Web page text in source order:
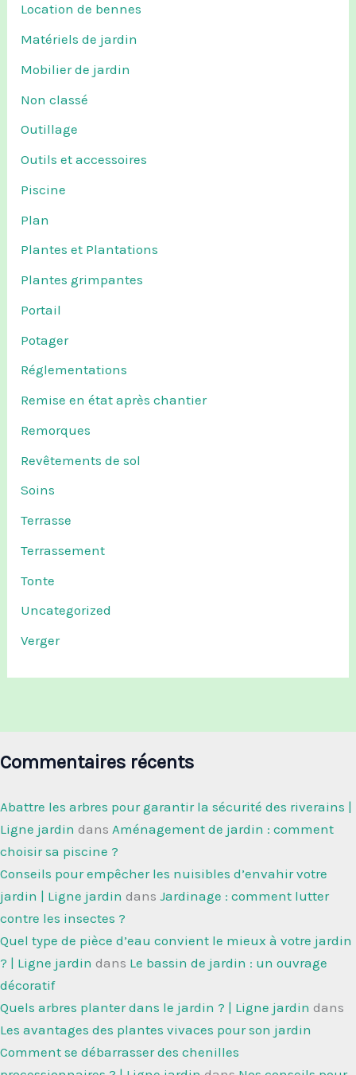
Location de bennes
Matériels de jardin
Mobilier de jardin
Non classé
Outillage
Outils et accessoires
Piscine
Plan
Plantes et Plantations
Plantes grimpantes
Portail
Potager
Réglementations
Remise en état après chantier
Remorques
Revêtements de sol
Soins
Terrasse
Terrassement
Tonte
Uncategorized
Verger
Commentaires récents
Abattre les arbres pour garantir la sécurité des riverains |
Ligne jardin dans Aménagement de jardin : comment
choisir sa piscine ?
Conseils pour empêcher les nuisibles d’envahir votre
jardin | Ligne jardin dans Jardinage : comment lutter
contre les insectes ?
Quel type de pièce d’eau convient le mieux à votre jardin
? | Ligne jardin dans Le bassin de jardin : un ouvrage
décoratif
Quels arbres planter dans le jardin ? | Ligne jardin dans
Les avantages des plantes vivaces pour son jardin
Comment se débarrasser des chenilles